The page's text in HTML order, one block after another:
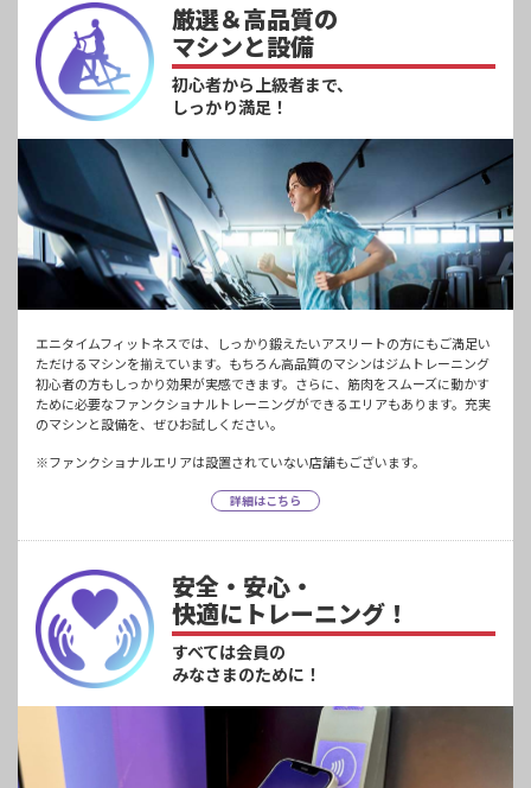
厳選＆高品質の
マシンと設備
初心者から上級者まで、
しっかり満足！
エニタイムフィットネスでは、しっかり鍛えたいアスリートの方にもご満足い
ただけるマシンを揃えています。もちろん高品質のマシンはジムトレーニング
初心者の方もしっかり効果が実感できます。さらに、筋肉をスムーズに動かす
ために必要なファンクショナルトレーニングができるエリアもあります。充実
のマシンと設備を、ぜひお試しください。
※ファンクショナルエリアは設置されていない店舗もございます。
詳細はこちら
安全・安心・
快適にトレーニング！
すべては会員の
みなさまのために！